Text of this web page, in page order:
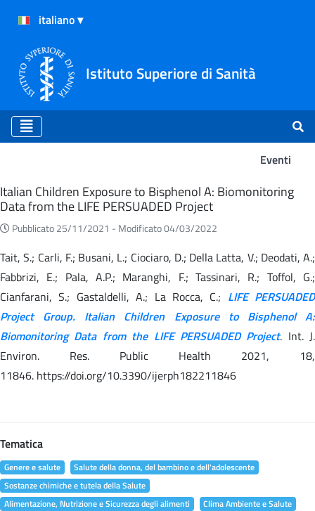
Istituto Superiore di Sanità
Eventi
Eventi
Italian Children Exposure to Bisphenol A: Biomonitoring
Data from the LIFE PERSUADED Project
Pubblicato 25/11/2021 - Modificato 04/03/2022
Tait, S.; Carli, F.; Busani, L.; Ciociaro, D.; Della Latta, V.; Deodati, A.;
Fabbrizi, E.; Pala, A.P.; Maranghi, F.; Tassinari, R.; Toffol, G.;
Cianfarani, S.; Gastaldelli, A.; La Rocca, C.; LIFE PERSUADED
Project Group. Italian Children Exposure to Bisphenol A:
Biomonitoring Data from the LIFE PERSUADED Project. Int. J.
Environ. Res. Public Health 2021, 18,
11846. https://doi.org/10.3390/ijerph182211846
Tematica
Genere e salute
Salute della donna, del bambino e dell'adolescente
Sostanze chimiche e tutela della Salute
Alimentazione, Nutrizione e Sicurezza degli alimenti
Clima Ambiente e Salute